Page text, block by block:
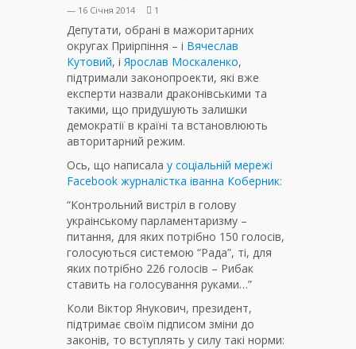
— 16 Січня 2014 1
Депутати, обрані в мажоритарних
округах Приірпіння – і Вячеслав
Кутовий, і Ярослав Москаленко,
підтримали законопроекти, які вже
експерти назвали драконівськими та
такими, що придушують залишки
демократії в країні та встановлюють
авторитарний режим.
Ось, що написала у соціальній мережі
Facebook журналістка іванна Коберник:
“Контрольний вистріл в голову
украінському парламентаризму –
питання, для яких потрібно 150 голосів,
голосуються системою “Рада”, ті, для
яких потрібно 226 голосів – Рибак
ставить на голосування руками…”
Коли Віктор Янукович, президент,
підтримає своїм підписом зміни до
законів, то вступлять у силу такі норми: